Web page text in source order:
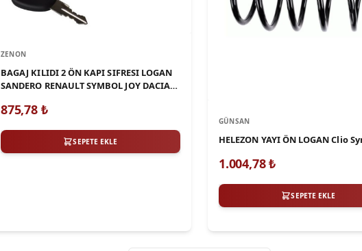
ZENON
BAGAJ KILIDI 2 ÖN KAPI SIFRESI LOGAN
SANDERO RENAULT SYMBOL JOY DACIA
875,78₺
SEPETE EKLE
GÜNSAN
HELEZON YAYI ÖN LOGAN Clio
1.004,78₺
SEPETE EKLE